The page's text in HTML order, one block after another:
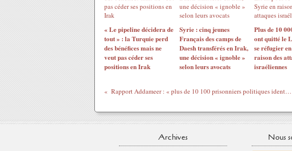
« Le pipeline décidera de
tout » : la Turquie perd
des bénéfices mais ne
veut pas céder ses
positions en Irak
Syrie : cinq jeunes
Français des camps de
Daesh transférés en Irak,
une décision « ignoble »
selon leurs avocats
Plus de 10
ont quitté le
se réfugier
raison des
israéliennes
Rapport Addameer : « plus de 10 100 prisonniers politiques identifiés dans les prisons israéliennes en mai 2025 »
Archives Nous